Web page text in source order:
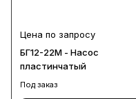
Цена по запросу
БГ12-22М - Насос
пластинчатый
Под заказ